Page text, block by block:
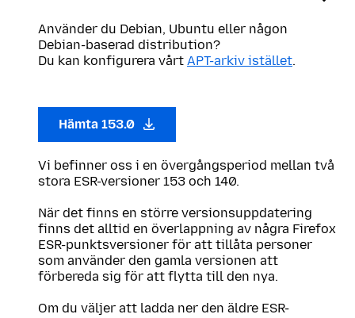
Använder du Debian, Ubuntu eller någon
Debian-baserad distribution?
Du kan konfigurera vårt APT-arkiv istället.
Hämta 153.0
Vi befinner oss i en övergångsperiod mellan två
stora ESR-versioner 153 och 140.
När det finns en större versionsuppdatering
finns det alltid en överlappning av några Firefox
ESR-punktsversioner för att tillåta personer
som använder den gamla versionen att
förbereda sig för att flytta till den nya.
Om du väljer att ladda ner den äldre ESR-